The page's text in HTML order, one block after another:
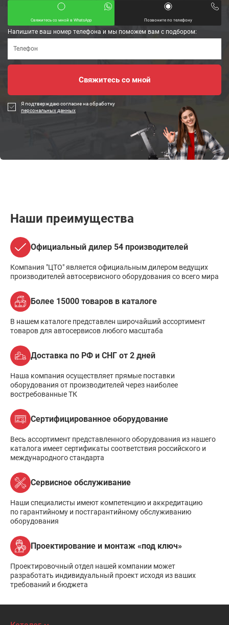
Свяжитесь со мной в WhatsApp Позвоните по телефону
Напишите ваш номер телефона и мы поможем вам с подбором:
Я подтверждаю согласие на обработку
персональных данных
Наши преимущества
Официальный дилер 54 производителей
Компания "ЦТО" является официальным дилером ведущих
производителей автосервисного оборудования со всего мира
Более 15000 товаров в каталоге
В нашем каталоге представлен широчайший ассортимент
товаров для автосервисов любого масштаба
Доставка по РФ и СНГ от 2 дней
Наша компания осуществляет прямые поставки
оборудования от производителей через наиболее
востребованные ТК
Сертифицированное оборудование
Весь ассортимент представленного оборудования из нашего
каталога имеет сертификаты соответствия российского и
международного стандарта
Сервисное обслуживание
Наши специалисты имеют компетенцию и аккредитацию
по гарантийному и постгарантийному обслуживанию
оборудования
Проектирование и монтаж «под ключ»
Проектировочный отдел нашей компании может
разработать индивидуальный проект исходя из ваших
требований и бюджета